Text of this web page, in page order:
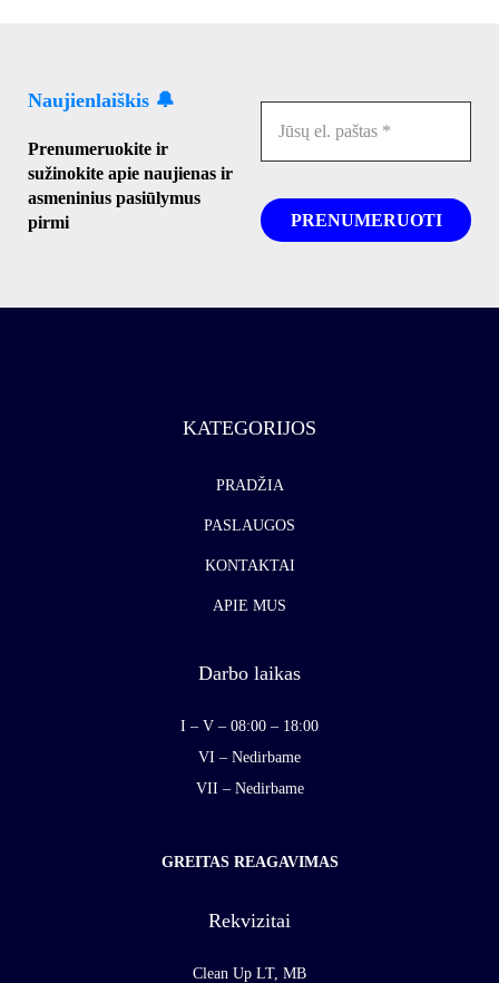
Naujienlaiškis 🔔
Prenumeruokite ir
sužinokite apie naujienas ir
asmeninius pasiūlymus
pirmi
KATEGORIJOS
PRADŽIA
PASLAUGOS
KONTAKTAI
APIE MUS
Darbo laikas
I – V – 08:00 – 18:00
VI – Nedirbame
VII – Nedirbame
GREITAS REAGAVIMAS
Rekvizitai
Clean Up LT, MB